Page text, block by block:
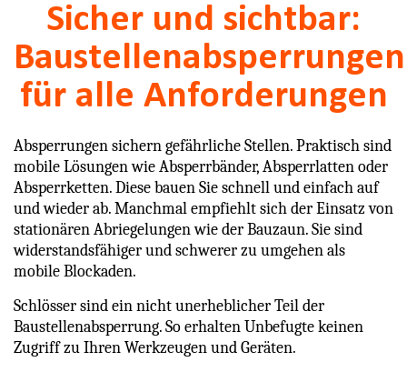
Sicher und sichtbar:
Baustellenabsperrungen
für alle Anforderungen
Absperrungen sichern gefährliche Stellen. Praktisch sind
mobile Lösungen wie Absperrbänder, Absperrlatten oder
Absperrketten. Diese bauen Sie schnell und einfach auf
und wieder ab. Manchmal empfiehlt sich der Einsatz von
stationären Abriegelungen wie der Bauzaun. Sie sind
widerstandsfähiger und schwerer zu umgehen als
mobile Blockaden.
Schlösser sind ein nicht unerheblicher Teil der
Baustellenabsperrung. So erhalten Unbefugte keinen
Zugriff zu Ihren Werkzeugen und Geräten.